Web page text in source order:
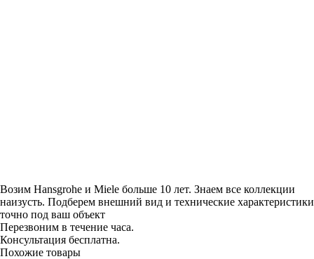
Возим Hansgrohe и Miele больше 10 лет. Знаем все коллекции
наизусть. Подберем внешний вид и технические характеристики
точно под ваш объект
Перезвоним в течение часа.
Консультация бесплатна.
Похожие товары